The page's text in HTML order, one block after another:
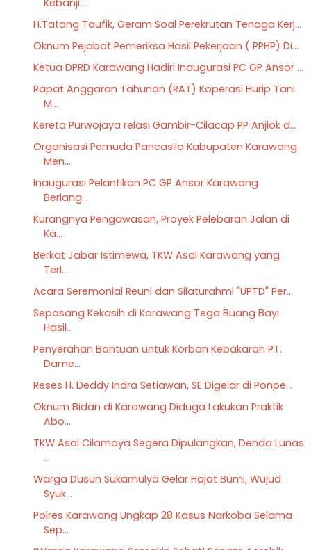
H.Tatang Taufik, Geram Soal Perekrutan Tenaga Kerj...
Oknum Pejabat Pemeriksa Hasil Pekerjaan ( PPHP) Di...
Ketua DPRD Karawang Hadiri Inaugurasi PC GP Ansor ...
Rapat Anggaran Tahunan (RAT) Koperasi Hurip Tani
M...
Kereta Purwojaya relasi Gambir-Cilacap PP Anjlok d...
Organisasi Pemuda Pancasila Kabupaten Karawang
Men...
Inaugurasi Pelantikan PC GP Ansor Karawang
Berlang...
Kurangnya Pengawasan, Proyek Pelebaran Jalan di
Ka...
Berkat Jabar Istimewa, TKW Asal Karawang yang
Terl...
Acara Seremonial Reuni dan Silaturahmi "UPTD" Per...
Sepasang Kekasih di Karawang Tega Buang Bayi
Hasil...
Penyerahan Bantuan untuk Korban Kebakaran PT.
Dame...
Reses H. Deddy Indra Setiawan, SE Digelar di Ponpe...
Oknum Bidan di Karawang Diduga Lakukan Praktik
Abo...
TKW Asal Cilamaya Segera Dipulangkan, Denda Lunas
...
Warga Dusun Sukamulya Gelar Hajat Bumi, Wujud
Syuk...
Polres Karawang Ungkap 28 Kasus Narkoba Selama
Sep...